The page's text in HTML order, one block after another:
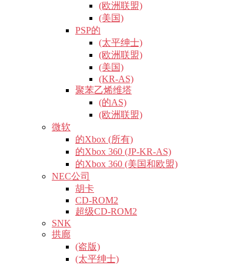
(欧洲联盟)
(美国)
PSP的
(太平绅士)
(欧洲联盟)
(美国)
(KR-AS)
聚苯乙烯维塔
(的AS)
(欧洲联盟)
微软
的Xbox (所有)
的Xbox 360 (JP-KR-AS)
的Xbox 360 (美国和欧盟)
NEC公司
胡卡
CD-ROM2
超级CD-ROM2
SNK
拱廊
(盗版)
(太平绅士)